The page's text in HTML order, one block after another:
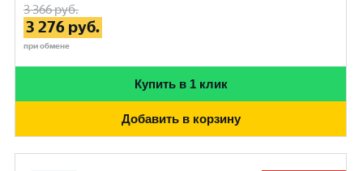
3 366руб.
3 276 руб.
при обмене
Купить в 1 клик
Добавить в корзину